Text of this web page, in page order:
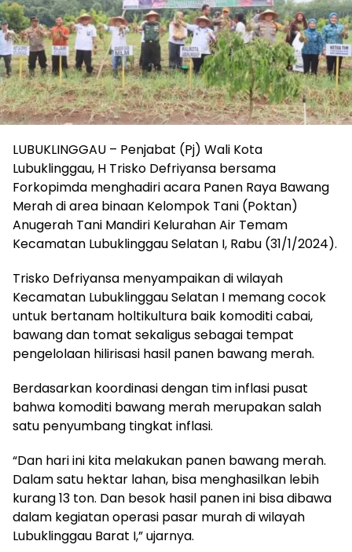
LUBUKLINGGAU – Penjabat (Pj) Wali Kota
Lubuklinggau, H Trisko Defriyansa bersama
Forkopimda menghadiri acara Panen Raya Bawang
Merah di area binaan Kelompok Tani (Poktan)
Anugerah Tani Mandiri Kelurahan Air Temam
Kecamatan Lubuklinggau Selatan I, Rabu (31/1/2024).
Trisko Defriyansa menyampaikan di wilayah
Kecamatan Lubuklinggau Selatan I memang cocok
untuk bertanam holtikultura baik komoditi cabai,
bawang dan tomat sekaligus sebagai tempat
pengelolaan hilirisasi hasil panen bawang merah.
Berdasarkan koordinasi dengan tim inflasi pusat
bahwa komoditi bawang merah merupakan salah
satu penyumbang tingkat inflasi.
“Dan hari ini kita melakukan panen bawang merah.
Dalam satu hektar lahan, bisa menghasilkan lebih
kurang 13 ton. Dan besok hasil panen ini bisa dibawa
dalam kegiatan operasi pasar murah di wilayah
Lubuklinggau Barat I,” ujarnya.